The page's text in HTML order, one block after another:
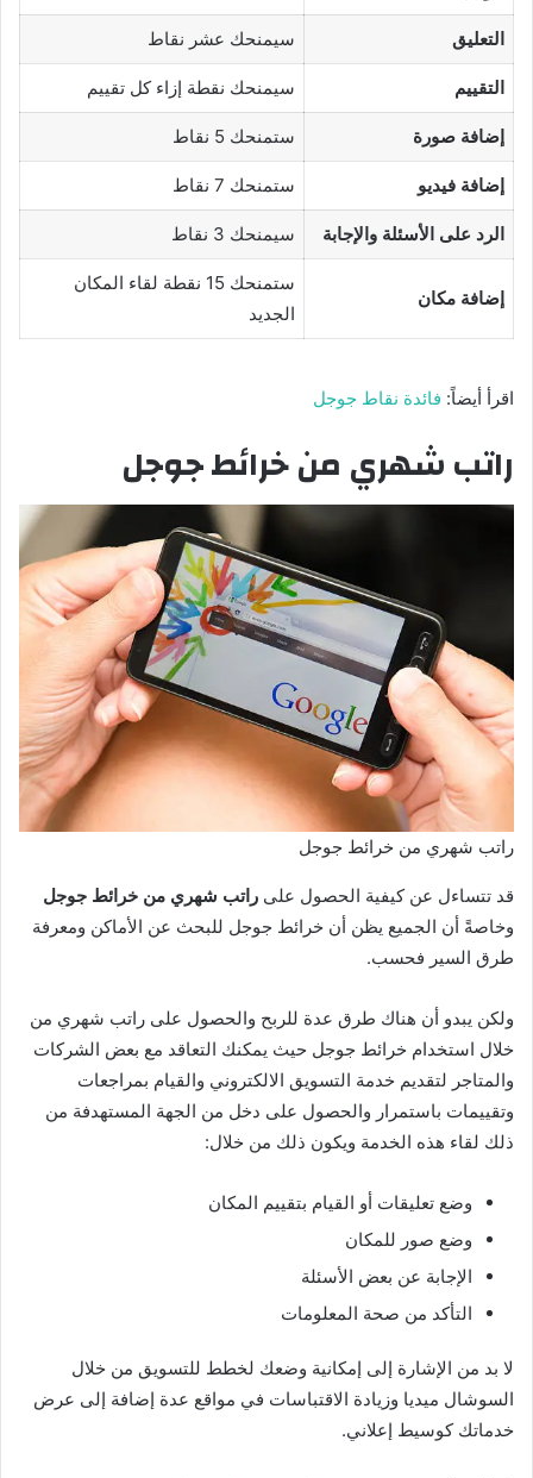
التعليق سيمنحك عشر نقاط
التقييم سيمنحك نقطة إزاء كل تقييم
إضافة صورة ستمنحك 5 نقاط
إضافة فيديو ستمنحك 7 نقاط
الرد على الأسئلة والإجابة سيمنحك 3 نقاط
إضافة مكان
ستمنحك 15 نقطة لقاء المكان
الجديد
اقرأ أيضاً: فائدة نقاط جوجل
راتب شهري من خرائط جوجل
راتب شهري من خرائط جوجل
قد تتساءل عن كيفية الحصول على راتب شهري من خرائط جوجل
وخاصةً أن الجميع يظن أن خرائط جوجل للبحث عن الأماكن ومعرفة
طرق السير فحسب.
ولكن يبدو أن هناك طرق عدة للربح والحصول على راتب شهري من
خلال استخدام خرائط جوجل حيث يمكنك التعاقد مع بعض الشركات
والمتاجر لتقديم خدمة التسويق الالكتروني والقيام بمراجعات
وتقييمات باستمرار والحصول على دخل من الجهة المستهدفة من
ذلك لقاء هذه الخدمة ويكون ذلك من خلال:
وضع تعليقات أو القيام بتقييم المكان
وضع صور للمكان
الإجابة عن بعض الأسئلة
التأكد من صحة المعلومات
لا بد من الإشارة إلى إمكانية وضعك لخطط للتسويق من خلال
السوشال ميديا وزيادة الاقتباسات في مواقع عدة إضافة إلى عرض
خدماتك كوسيط إعلاني.